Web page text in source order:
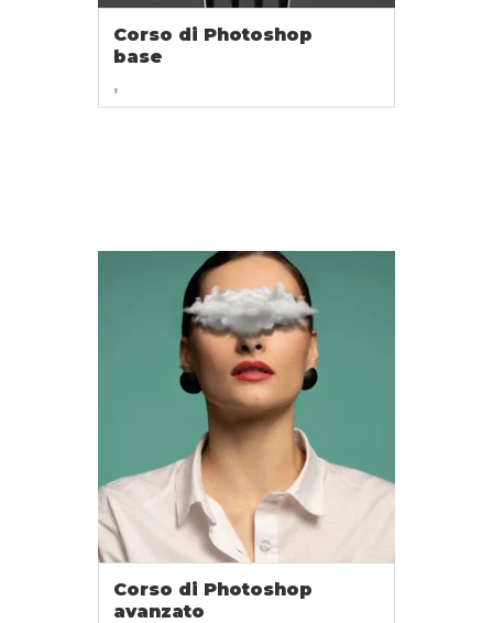
Corso di Photoshop
base
,
Corso di Photoshop
avanzato